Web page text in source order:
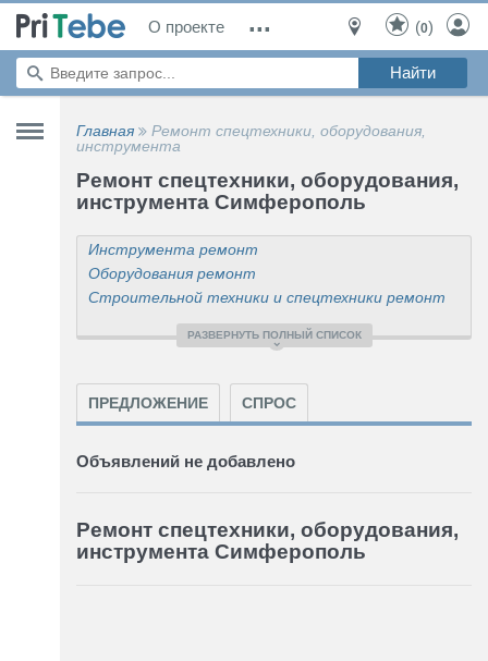
О проекте ... (0)
Главная
Ремонт спецтехники, оборудования,
инструмента
Ремонт спецтехники, оборудования,
инструмента Симферополь
Инструмента ремонт
Оборудования ремонт
Строительной техники и спецтехники ремонт
Станков ремонт
Авторазборки грузовой и коммерческой техники
Коммерческого транспорта ремонт
Выездной ремонт, техпомощь на дороге
РАЗВЕРНУТЬ ПОЛНЫЙ СПИСОК
ПРЕДЛОЖЕНИЕ СПРОС
Объявлений не добавлено
Ремонт спецтехники, оборудования,
инструмента Симферополь